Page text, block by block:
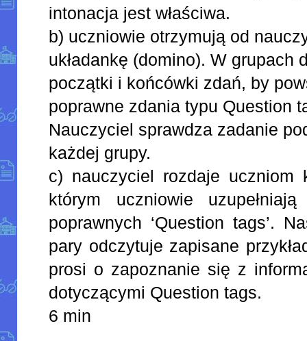
intonacja jest właściwa.
b) uczniowie otrzymują od
układankę (domino). W grupach
początki i końcówki zdań, by
poprawne zdania typu Question
Nauczyciel sprawdza zadanie
każdej grupy.
c) nauczyciel rozdaje uczniom
którym uczniowie
poprawnych ‘Question tags’.
pary odczytuje zapisane
prosi o zapoznanie się z
dotyczącymi Question tags.
6 min